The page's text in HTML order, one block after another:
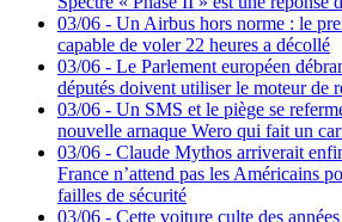
03/06 - Un Airbus hors norme : le
capable de voler 22 heures a décollé
03/06 - Le Parlement européen
députés doivent utiliser le moteur de
03/06 - Un SMS et le piège se
nouvelle arnaque Wero qui fait un
03/06 - Claude Mythos arriverait
France n’attend pas les Américains
failles de sécurité
03/06 - Cette voiture culte des